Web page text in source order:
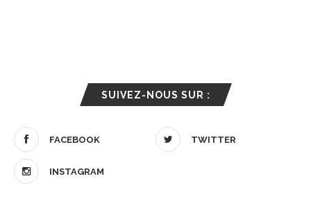
SUIVEZ-NOUS SUR :
FACEBOOK TWITTER
INSTAGRAM